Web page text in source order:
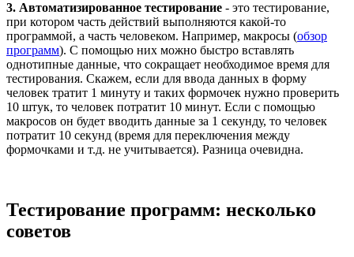
3. Автоматизированное тестирование - это тестирование,
при котором часть действий выполняются какой-то
программой, а часть человеком. Например, макросы (обзор
программ). С помощью них можно быстро вставлять
однотипные данные, что сокращает необходимое время для
тестирования. Скажем, если для ввода данных в форму
человек тратит 1 минуту и таких формочек нужно проверить
10 штук, то человек потратит 10 минут. Если с помощью
макросов он будет вводить данные за 1 секунду, то человек
потратит 10 секунд (время для переключения между
формочками и т.д. не учитывается). Разница очевидна.
Тестирование программ: несколько
советов